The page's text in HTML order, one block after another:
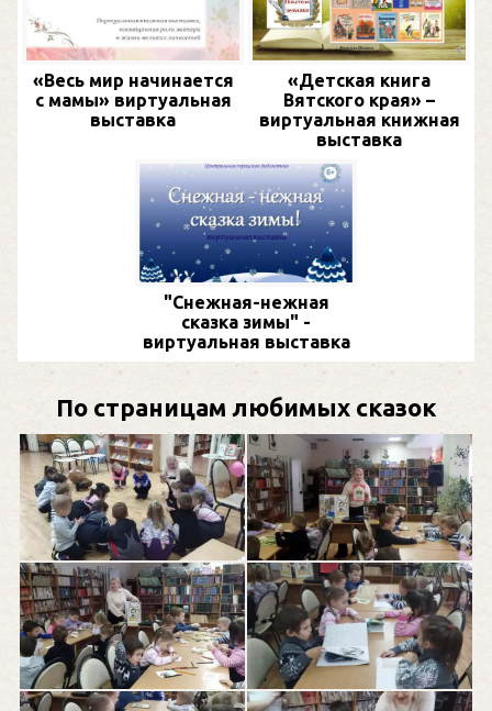
«Весь мир начинается
с мамы» виртуальная
выставка
«Детская книга
Вятского края» –
виртуальная книжная
выставка
"Снежная-нежная
сказка зимы" -
виртуальная выставка
По страницам любимых сказок